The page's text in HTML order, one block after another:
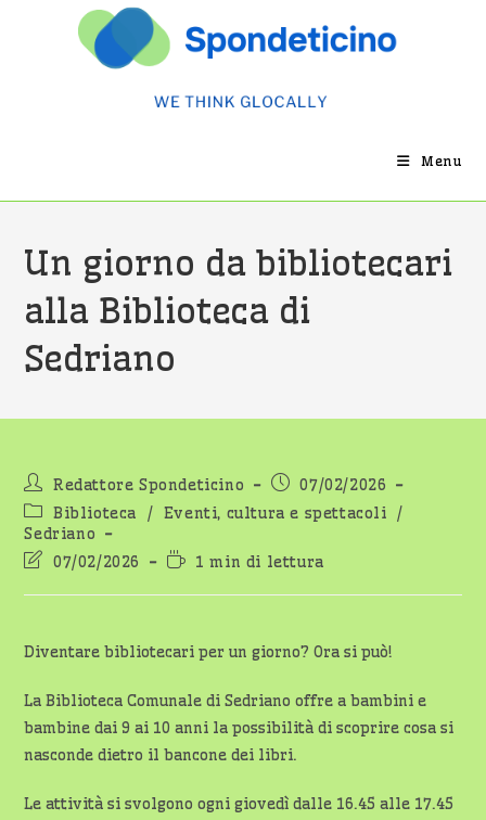
Menu
Un giorno da bibliotecari
alla Biblioteca di
Sedriano
Autore
dell'articolo:
Redattore Spondeticino
Articolo
07/02/2026
Categoria
dell'articolo:
Biblioteca / Eventi, cultura e spettacoli /
Sedriano
Ultima
dell'articolo:
07/02/2026
Tempo
lettura:
1 min di lettura
Diventare bibliotecari per un giorno? Ora si può!
La Biblioteca Comunale di Sedriano offre a bambini e
bambine dai 9 ai 10 anni la possibilità di scoprire cosa si
nasconde dietro il bancone dei libri.
Le attività si svolgono ogni giovedì dalle 16.45 alle 17.45